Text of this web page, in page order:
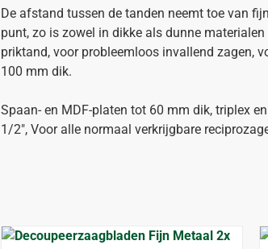
De afstand tussen de tanden neemt toe van
punt, zo is zowel in dikke als dunne
priktand, voor probleemloos invallend zagen,
100 mm dik.
Spaan- en MDF-platen tot 60 mm dik, triplex
1/2", Voor alle normaal verkrijgbare